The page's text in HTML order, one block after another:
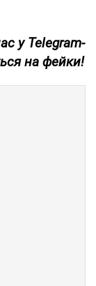
у Telegram-
на фейки!